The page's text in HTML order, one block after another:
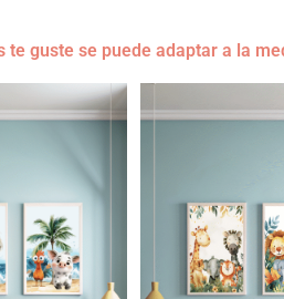
te guste se puede adaptar a la